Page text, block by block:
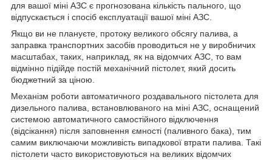
для вашої міні АЗС є прогнозована кількість пального, що
відпускається і спосіб експлуатації вашої міні АЗС.
Якщо ви не плануєте, протоку великого обсягу палива, а
заправка транспортних засобів проводиться не у виробничих
масштабах, таких, наприклад, як на відомчих АЗС, то вам
відмінно підійде постій механічний пістолет, який досить
бюджетний за ціною.
Механізм роботи автоматичного роздавального пістолета для
дизельного палива, встановлюваного на міні АЗС, оснащений
системою автоматичного самостійного відключення
(відсікання) після заповнення ємності (паливного бака), тим
самим виключаючи можливість випадкової втрати палива. Такі
пістолети часто використовуються на великих відомчих